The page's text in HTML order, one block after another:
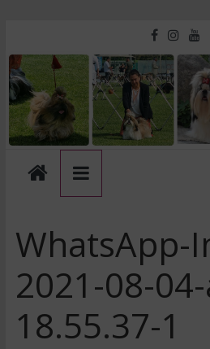
content
Touche
D'amour
Kennel
WhatsApp-
2021-08-
18.55.37-1